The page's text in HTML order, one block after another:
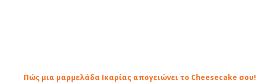
Πώς μια μαρμελάδα Ικαρίας απογειώνει το Cheesecake σου!